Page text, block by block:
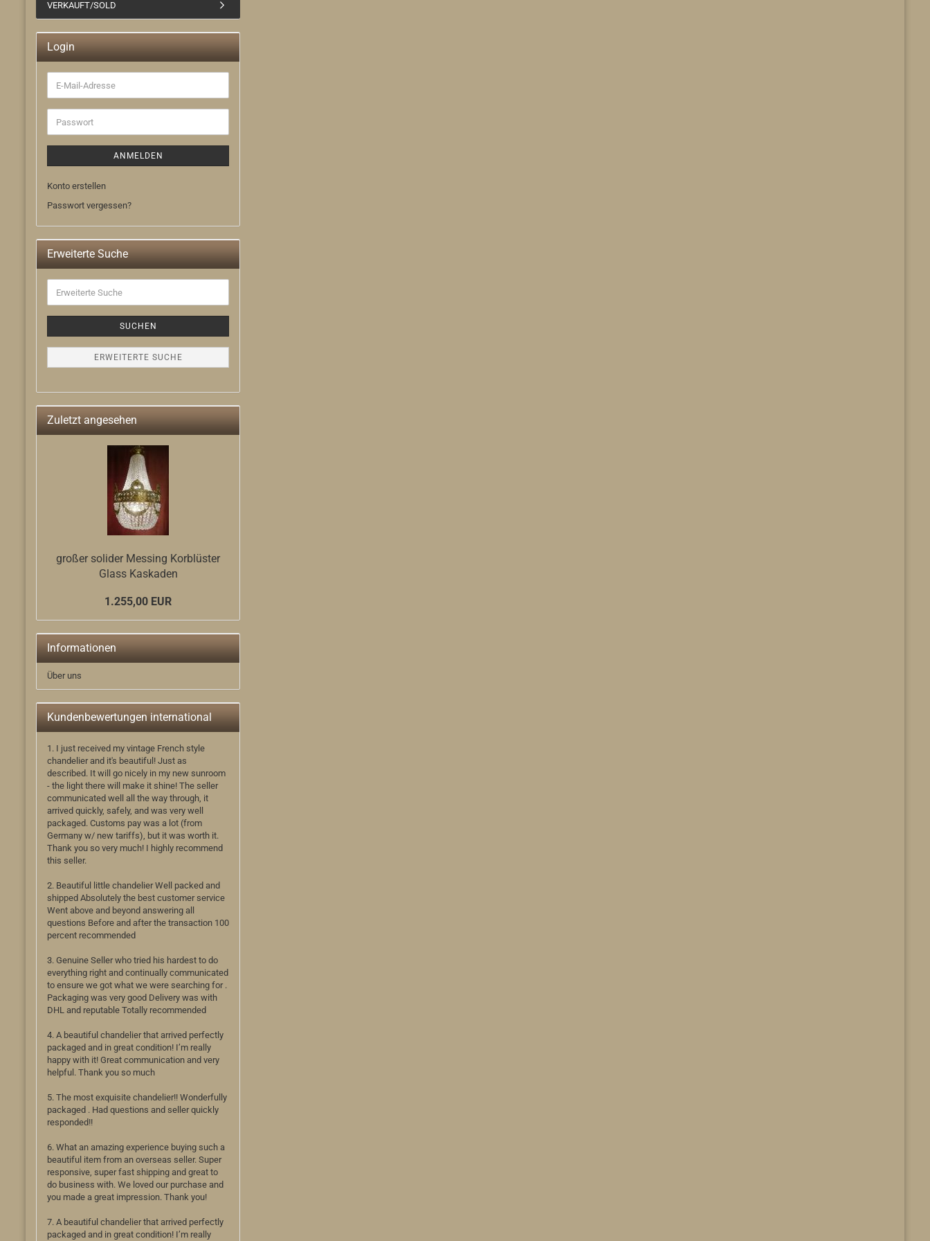
VERKAUFT/SOLD
Login
E-
Mail-
Adresse
Passwort
ANMELDEN
Konto erstellen
Passwort vergessen?
Erweiterte Suche
Suche
SUCHEN
ERWEITERTE SUCHE
Zuletzt angesehen
großer solider Messing Korblüster
Glass Kaskaden
1.255,00 EUR
Informationen
Über uns
Kundenbewertungen international
1. I just received my vintage French style
chandelier and it's beautiful! Just as
described. It will go nicely in my new sunroom
- the light there will make it shine! The seller
communicated well all the way through, it
arrived quickly, safely, and was very well
packaged. Customs pay was a lot (from
Germany w/ new tariffs), but it was worth it.
Thank you so very much! I highly recommend
this seller.
2. Beautiful little chandelier Well packed and
shipped Absolutely the best customer service
Went above and beyond answering all
questions Before and after the transaction 100
percent recommended
3. Genuine Seller who tried his hardest to do
everything right and continually communicated
to ensure we got what we were searching for .
Packaging was very good Delivery was with
DHL and reputable Totally recommended
4. A beautiful chandelier that arrived perfectly
packaged and in great condition! I’m really
happy with it! Great communication and very
helpful. Thank you so much
5. The most exquisite chandelier!! Wonderfully
packaged . Had questions and seller quickly
responded!!
6. What an amazing experience buying such a
beautiful item from an overseas seller. Super
responsive, super fast shipping and great to
do business with. We loved our purchase and
you made a great impression. Thank you!
7. A beautiful chandelier that arrived perfectly
packaged and in great condition! I’m really